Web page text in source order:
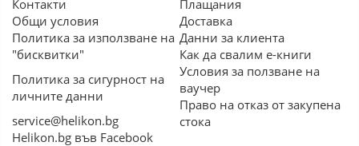
Контакти
Общи условия
Политика за използване на
"бисквитки"
Политика за сигурност на
личните данни
service@helikon.bg
Helikon.bg във Facebook
Плащания
Доставка
Данни за клиента
Как да свалим е-книги
Условия за ползване на
ваучер
Право на отказ от закупена
стока